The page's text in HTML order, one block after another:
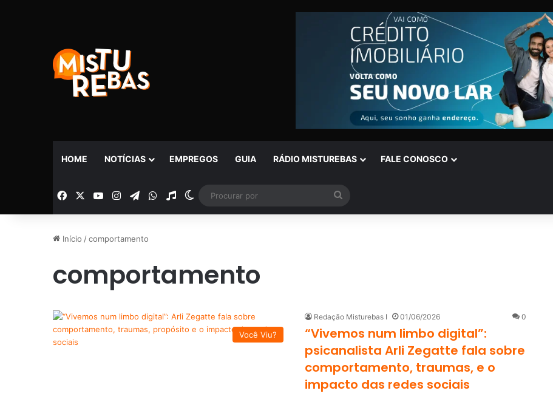
HOME NOTÍCIAS EMPREGOS GUIA RÁDIO MISTUREBAS FALE CONOSCO
Facebook YouTubeInstagramTelegramWhatsApp
Rádio Switch skin
por
Início /comportamento
comportamento
Você Viu?
Redação Misturebas I 01/06/2026 0
“Vivemos num limbo digital”:
psicanalista Arli Zegatte fala sobre
comportamento, traumas, e o
impacto das redes sociais